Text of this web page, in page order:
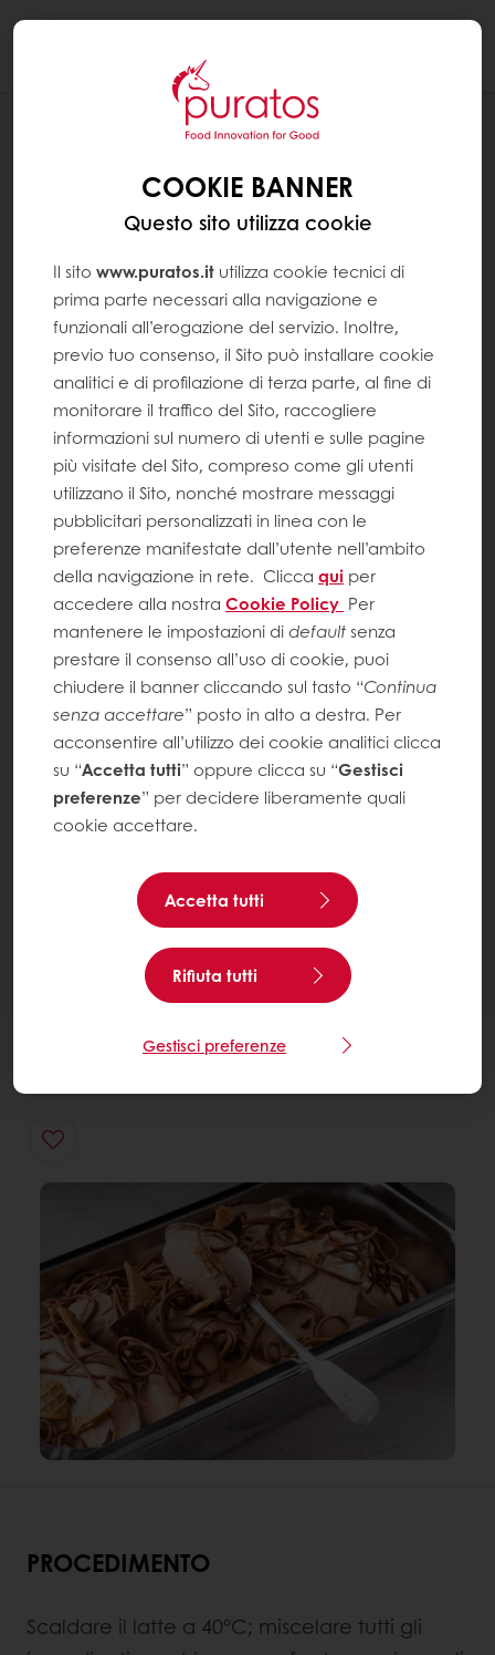
TEXTURE SCIOGLIEVOLE
INGREDIENTI
PROCEDIMENTO
Scaldare il latte a 40°C; miscelare tutti gli
COOKIE BANNER
Questo sito utilizza cookie
Il sito www.puratos.it utilizza cookie tecnici di
prima parte necessari alla navigazione e
funzionali all’erogazione del servizio. Inoltre,
previo tuo consenso, il Sito può installare cookie
analitici e di profilazione di terza parte, al fine di
monitorare il traffico del Sito, raccogliere
informazioni sul numero di utenti e sulle pagine
più visitate del Sito, compreso come gli utenti
utilizzano il Sito, nonché mostrare messaggi
pubblicitari personalizzati in linea con le
preferenze manifestate dall’utente nell’ambito
della navigazione in rete. Clicca qui per
accedere alla nostra Cookie Policy Per
mantenere le impostazioni didefaultsenza
prestare il consenso all’uso di cookie, puoi
chiudere il banner cliccando sul tasto “Continua
senza accettare” posto in alto a destra. Per
acconsentire all’utilizzo dei cookie analitici clicca
su “Accetta tutti” oppure clicca su “Gestisci
preferenze” per decidere liberamente quali
cookie accettare.
Accetta tutti
Rifiuta tutti
Gestisci preferenze